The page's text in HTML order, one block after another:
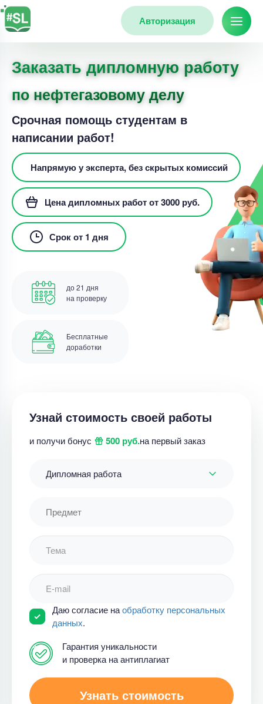
Авторизация
Заказать дипломную работу
по нефтегазовому делу
Срочная помощь студентам в
написании работ!
Напрямую у эксперта, без скрытых комиссий
Цена дипломных работ от 3000 руб.
Срок от 1 дня
до 21 дня
на проверку
Бесплатные
доработки
Узнай стоимость своей работы
и получи бонус 500 руб.на первый заказ
Дипломная работа
Даю согласие наобработку персональных
данных.
Гарантия уникальности
и проверка на антиплагиат
Узнать стоимость